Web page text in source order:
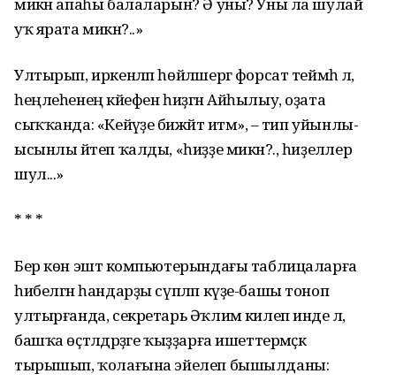
уҡ ярата микән?..»
Ултырып, иркенләп һөйләшергә форсат теймәһә лә,
һеңлеһенең кәйефен һиҙгән Айһылыу, оҙата
сыҡҡанда: «Кейәүҙе әбижәйт итмә», – тип уйынлы-
ысынлы әйтеп ҡалды, «һиҙҙе микән?., һиҙеләлер
шул...»
* * *
Бер көн эштә компьютерындағы таблицаларға
һибелгән һандарҙы сүпләп күҙе-башы тоноп
ултырғанда, секретарь Әҡлимә килеп инде лә,
башҡа өҫтәлдәрҙәге ҡыҙҙарға ишеттермәҫкә
тырышып, ҡолағына эйелеп бышылданы: